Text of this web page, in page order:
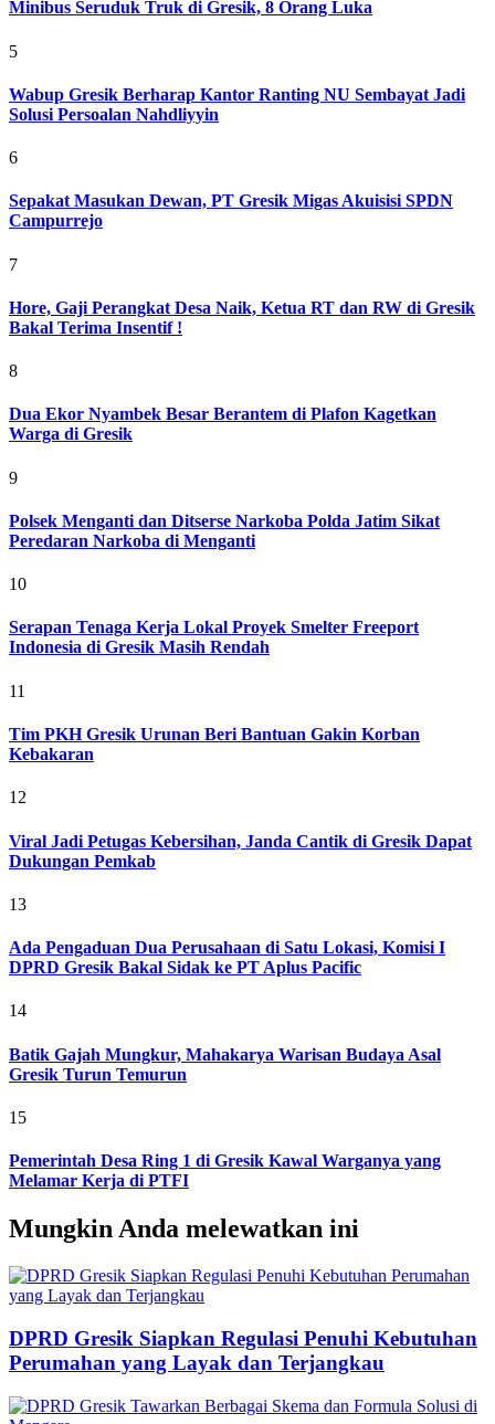
Minibus Seruduk Truk di Gresik, 8 Orang Luka
5
Wabup Gresik Berharap Kantor Ranting NU Sembayat Jadi
Solusi Persoalan Nahdliyyin
6
Sepakat Masukan Dewan, PT Gresik Migas Akuisisi SPDN
Campurrejo
7
Hore, Gaji Perangkat Desa Naik, Ketua RT dan RW di Gresik
Bakal Terima Insentif !
8
Dua Ekor Nyambek Besar Berantem di Plafon Kagetkan
Warga di Gresik
9
Polsek Menganti dan Ditserse Narkoba Polda Jatim Sikat
Peredaran Narkoba di Menganti
10
Serapan Tenaga Kerja Lokal Proyek Smelter Freeport
Indonesia di Gresik Masih Rendah
11
Tim PKH Gresik Urunan Beri Bantuan Gakin Korban
Kebakaran
12
Viral Jadi Petugas Kebersihan, Janda Cantik di Gresik Dapat
Dukungan Pemkab
13
Ada Pengaduan Dua Perusahaan di Satu Lokasi, Komisi I
DPRD Gresik Bakal Sidak ke PT Aplus Pacific
14
Batik Gajah Mungkur, Mahakarya Warisan Budaya Asal
Gresik Turun Temurun
15
Pemerintah Desa Ring 1 di Gresik Kawal Warganya yang
Melamar Kerja di PTFI
Mungkin Anda melewatkan ini
DPRD Gresik Siapkan Regulasi Penuhi Kebutuhan
Perumahan yang Layak dan Terjangkau